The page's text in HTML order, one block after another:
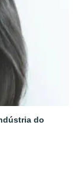
do